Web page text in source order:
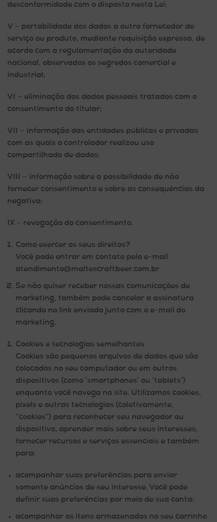
desconformidade com o disposto nesta Lei;
V – portabilidade dos dados a outro fornecedor de
serviço ou produto, mediante requisição expressa, de
acordo com a regulamentação da autoridade
nacional, observados os segredos comercial e
industrial;
VI – eliminação dos dados pessoais tratados com o
consentimento do titular;
VII – informação das entidades públicas e privadas
com as quais o controlador realizou uso
compartilhado de dados;
VIII – informação sobre a possibilidade de não
fornecer consentimento e sobre as consequências da
negativa;
IX – revogação do consentimento.
Como exercer os seus direitos?
Você pode entrar em contato pelo e-mail
atendimento@maltescraftbeer.com.br
Se não quiser receber nossas comunicações de
marketing, também pode cancelar a assinatura
clicando no link enviado junto com o e-mail do
marketing.
Cookies e tecnologias semelhantes
Cookies são pequenos arquivos de dados que são
colocados no seu computador ou em outros
dispositivos (como ‘smartphones’ ou ‘tablets’)
enquanto você navega no site. Utilizamos cookies,
pixels e outras tecnologias (coletivamente,
“cookies”) para reconhecer seu navegador ou
dispositivo, aprender mais sobre seus interesses,
fornecer recursos e serviços essenciais e também
para:
acompanhar suas preferências para enviar
somente anúncios de seu interesse. Você pode
definir suas preferências por meio de sua conta;
acompanhar os itens armazenados no seu carrinho